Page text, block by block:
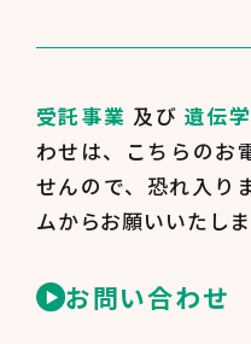
受託事業 及び 遺伝
わせは、
こちらのお
せんので、 恐れ入り
ムからお願いいたしま
お問い合わせ